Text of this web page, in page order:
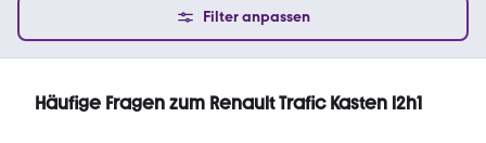
Filter anpassen
Häufige Fragen zum Renault Trafic Kasten l2h1